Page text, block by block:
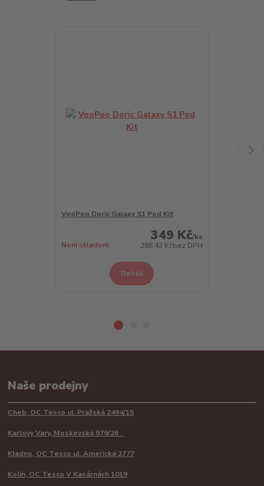
VooPoo Doric Galaxy S1 Pod Kit
349 Kč/ks
288,43 Kčbez DPH
Není skladem
Detail
Naše prodejny
Cheb, OC Tesco ul. Pražská 2494/15
Karlovy Vary, Moskevská 979/26
Kladno, OC Tesco ul. Americká 2777
Kolín, OC Tesco V Kasárnách 1019